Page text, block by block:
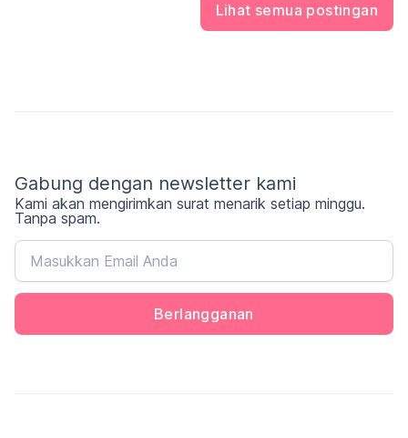
Lihat semua postingan
Gabung dengan newsletter kami
Kami akan mengirimkan surat menarik setiap minggu.
Tanpa spam.
Berlangganan